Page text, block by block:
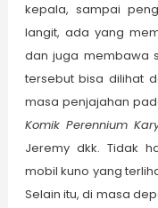
kepala, sampai
langit, ada yang
dan juga membawa
tersebut bisa dilihat
masa penjajahan
Komik Perennium
Jeremy dkk. Tidak
mobil kuno yang
Selain itu, di masa